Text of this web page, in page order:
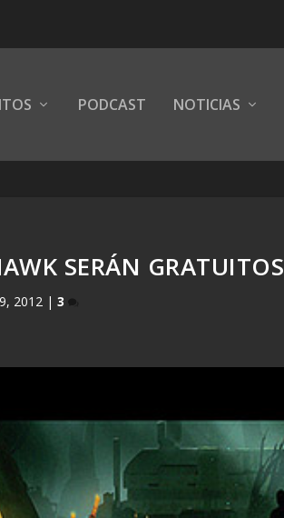
PODCAST NOTICIAS
SERÁN GRATUITOS
2012| 3